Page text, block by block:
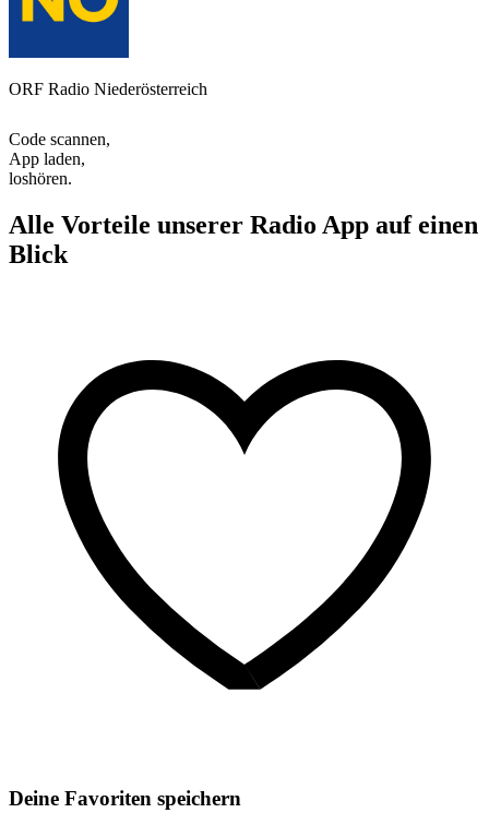
ORF Radio Niederösterreich
Code scannen,
App laden,
loshören.
Alle Vorteile unserer Radio App auf einen
Blick
Deine Favoriten speichern